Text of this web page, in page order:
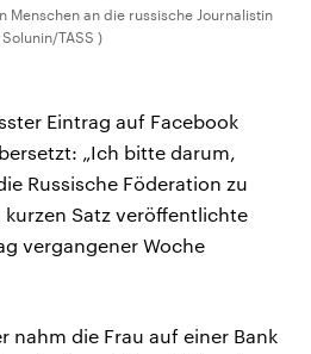
Menschen an die russische Journalistin
TASS )
Eintrag auf Facebook
„Ich bitte darum,
Russische Föderation zu
kurzen Satz veröffentlichte
vergangener Woche
nahm die Frau auf einer Bank